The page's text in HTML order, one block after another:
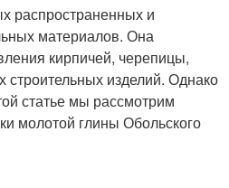
распространенных и
материалов. Она
кирпичей, черепицы,
строительных изделий. Однако
статье мы рассмотрим
молотой глины Обольского